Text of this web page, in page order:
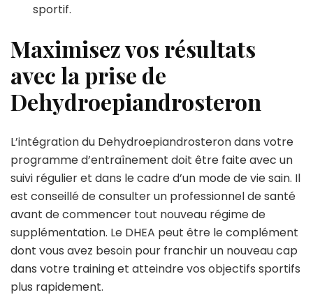
sportif.
Maximisez vos résultats
avec la prise de
Dehydroepiandrosteron
L’intégration du Dehydroepiandrosteron dans votre
programme d’entraînement doit être faite avec un
suivi régulier et dans le cadre d’un mode de vie sain. Il
est conseillé de consulter un professionnel de santé
avant de commencer tout nouveau régime de
supplémentation. Le DHEA peut être le complément
dont vous avez besoin pour franchir un nouveau cap
dans votre training et atteindre vos objectifs sportifs
plus rapidement.